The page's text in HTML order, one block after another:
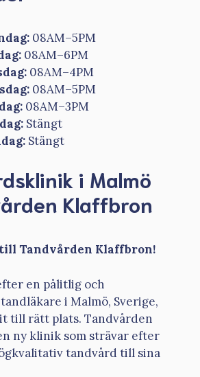
08AM–5PM
08AM–6PM
08AM–4PM
08AM–5PM
08AM–3PM
Stängt
Stängt
i Malmö
Klaffbron
Tandvården Klaffbron!
en pålitlig och
i Malmö, Sverige,
till rätt plats. Tandvården
ny klinik som strävar efter
tandvård till sina